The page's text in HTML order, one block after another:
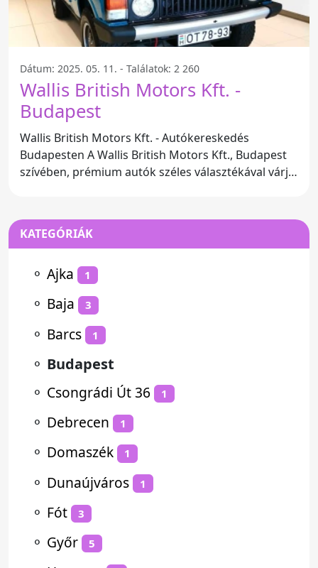
Dátum: 2025. 05. 11. - Találatok: 2 260
Wallis British Motors Kft. -
Budapest
Wallis British Motors Kft. - Autókereskedés
Budapesten A Wallis British Motors Kft., Budapest
szívében, prémium autók széles választékával várja
KATEGÓRIÁK
⚬ Ajka 1
⚬ Baja 3
⚬ Barcs 1
⚬ Budapest
⚬ Csongrádi Út 36 1
⚬ Debrecen 1
⚬ Domaszék 1
⚬ Dunaújváros 1
⚬ Fót 3
⚬ Győr 5